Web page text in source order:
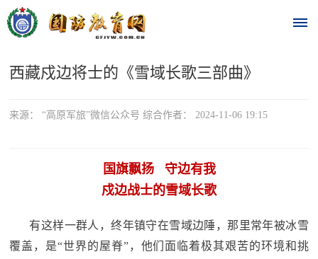
首
页
政
要
闻
时
热
西藏戍边将士的《雪域长歌三部曲》
来源： “高原军旅”微信公众号 综合作者： 2024-11-06 19:15
国旗飘扬 守边有我
戍边战士的雪域长歌
有这样一群人，终年镇守在雪域边陲，那里常年被冰雪
覆盖，是“世界的屋脊”，他们面临着极其艰苦的环境和挑